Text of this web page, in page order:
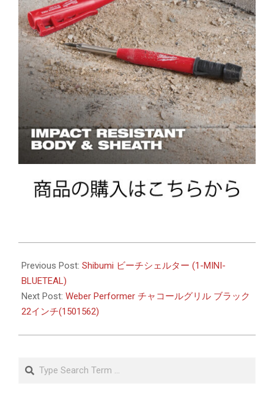
05-
13
Previous Post: Shibumi ビーチシェルター (1-MINI-
BLUETEAL)
Next Post: Weber Performer チャコールグリル ブラック
22インチ(1501562)
Search